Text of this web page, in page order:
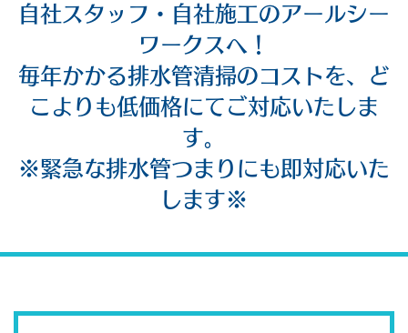
自社スタッフ・自社施工のアールシー
ワークスへ！
毎年かかる排水管清掃のコストを、ど
こよりも低価格にてご対応いたしま
す。
※緊急な排水管つまりにも即対応いた
します※